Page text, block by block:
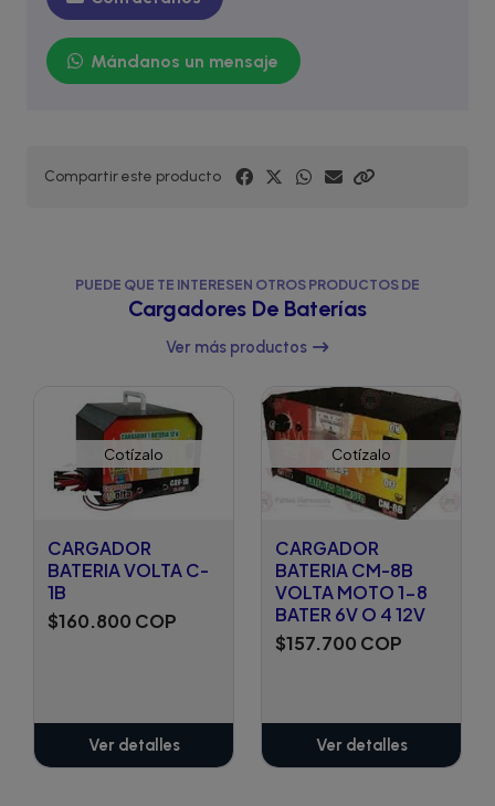
Mándanos un mensaje
Compartir este producto
PUEDE QUE TE INTERESEN OTROS PRODUCTOS DE
Cargadores De Baterías
Ver más productos
Cotízalo
CARGADOR
BATERIA VOLTA C-
1B
$160.800 COP
Ver detalles
Cotízalo
CARGADOR
BATERIA CM-8B
VOLTA MOTO 1-8
BATER 6V O 4 12V
$157.700 COP
Ver detalles